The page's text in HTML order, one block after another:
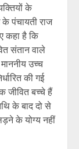
के
पंचायती राज
कहा है कि
संतान वाले
उच्च
की गई
जीवित बच्चे हैं
के बाद दो से
के योग्य नहीं